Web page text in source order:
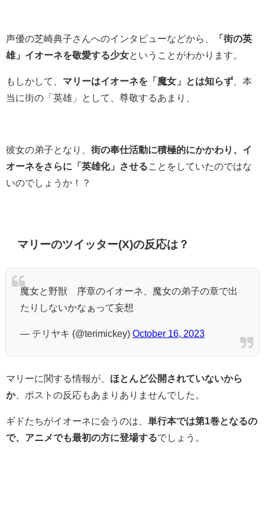
声優の芝崎典子さんへのインタビューなどから、
「街の英
雄」イオーネを敬愛する少女ということがわかります。
もしかして、 マリーはイオーネを「魔女」とは知らず 、本
当に街の「英雄」として、尊敬するあまり、
彼女の弟子となり、 街の奉仕活動に積極的にかかわり、イ
オーネをさらに「英雄化」させる ことをしていたのではな
いのでしょうか！？
マリーのツイッター(X)の反応は？
魔女と野獣 序章のイオーネ、魔女の弟子の章で出
たりしないかなぁって妄想
— テリヤキ (@terimickey) October 16, 2023
マリーに関する情報が、 ほとんど公開されていないから
か、ポストの反応もあまりありませんでした。
ギドたちがイオーネに会うのは、 単行本では第1巻となるの
で、アニメでも最初の方に登場するでしょう。